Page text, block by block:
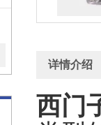
详情介绍
西门